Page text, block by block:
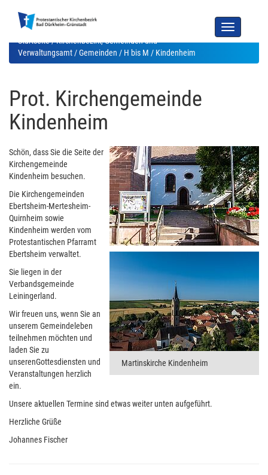
Toggle
navigation
Startseite/Kirchenbezirk, Gemeinden und
Verwaltungsamt /Gemeinden / H bis M / Kindenheim
Prot. Kirchengemeinde
Kindenheim
Martinskirche Kindenheim
Schön, dass Sie die Seite der
Kirchengemeinde
Kindenheim besuchen.
Die Kirchengemeinden
Ebertsheim-Mertesheim-
Quirnheim sowie
Kindenheim werden vom
Protestantischen Pfarramt
Ebertsheim verwaltet.
Sie liegen in der
Verbandsgemeinde
Leiningerland.
Wir freuen uns, wenn Sie an
unserem Gemeindeleben
teilnehmen möchten und
laden Sie zu
unserenGottesdiensten und
Veranstaltungen herzlich
ein.
Unsere aktuellen Termine sind etwas weiter unten aufgeführt.
Herzliche Grüße
Johannes Fischer